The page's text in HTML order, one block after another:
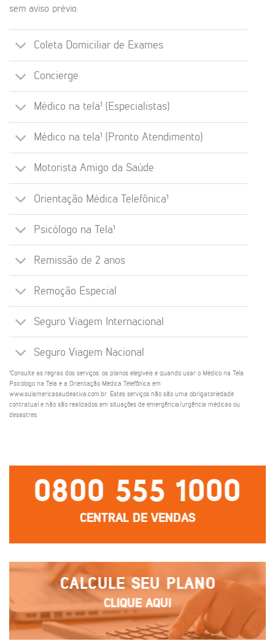
sem aviso prévio.
Coleta Domiciliar de Exames
Concierge
Médico na tela¹ (Especialistas)
Médico na tela¹ (Pronto Atendimento)
Motorista Amigo da Saúde
Orientação Médica Telefônica¹
Psicólogo na Tela¹
Remissão de 2 anos
Remoção Especial
Seguro Viagem Internacional
Seguro Viagem Nacional
¹Consulte as regras dos serviços, os planos elegíveis e quando usar o Médico na Tela,
Psicólogo na Tela e a Orientação Médica Telefônica em
www.sulamericasaudeativa.com.br. Estes serviços não são uma obrigatoriedade
contratual e não são realizados em situações de emergência/urgência médicas ou
desastres.
0800 555 1000
CENTRAL DE VENDAS
CALCULE SEU PLANO
CLIQUE AQUI